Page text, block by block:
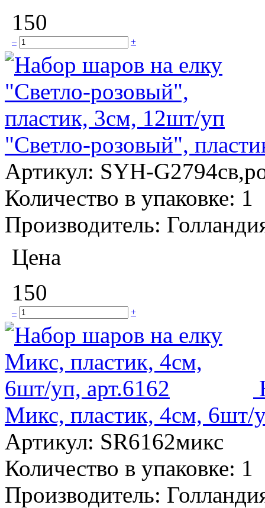
150
– +
"Светло-розовый",
Артикул: SYH-
Количество в упаковке: 1
Производитель:
Цена
150
– +
Микс, пластик, 4см, 6шт/
Артикул: SR6162микс
Количество в упаковке: 1
Производитель: